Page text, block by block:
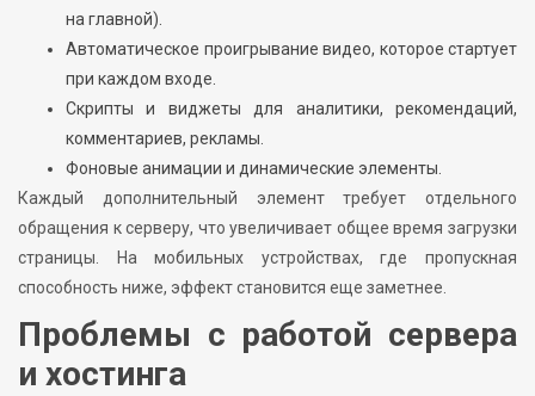
на главной).
Автоматическое проигрывание видео, которое стартует
при каждом входе.
Скрипты и виджеты для аналитики, рекомендаций,
комментариев, рекламы.
Фоновые анимации и динамические элементы.
Каждый дополнительный элемент требует отдельного
обращения к серверу, что увеличивает общее время загрузки
страницы. На мобильных устройствах, где пропускная
способность ниже, эффект становится еще заметнее.
Проблемы с работой сервера
и хостинга